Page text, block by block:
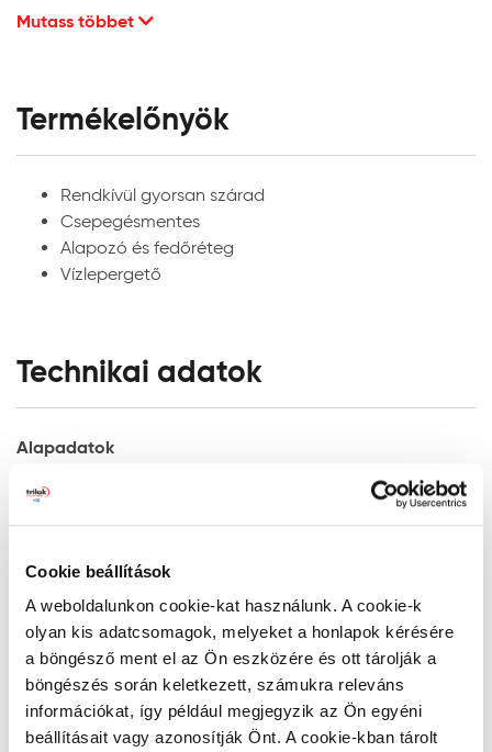
Cookie beállítások
A weboldalunkon cookie-kat használunk. A cookie-k
olyan kis adatcsomagok, melyeket a honlapok kérésére
a böngésző ment el az Ön eszközére és ott tárolják a
böngészés során keletkezett, számukra releváns
információkat, így például megjegyzik az Ön egyéni
beállításait vagy azonosítják Önt. A cookie-kban tárolt
Régi, már festett fafelület esetén lazúr vagy festékréteg
faanyag max. 5 % nedvességtartalmú lehet.
Anyagelőkészítés, hígítás:
A terméket a feldolgozás előtt alaposan keverje fel, illetve
bizonyos időközönként festés közben is. A Lazurán Aqua
Rapid felhasználásra kész állapotban kerül forgalomba,
hígítása nem szükséges. A szerszámok tisztítása és az
Anyagszükséglet:
csiszolni és portalanítani szükséges)
hőmérsékleten, 65%-os relatív páratartalom alatt.
Színezhetőség:
A Lazurán Aqua Rapid gyárilag kevert színekben
kapható. A színárnyalatok egymással keverhetők.
Száradási idő, átvonhatóság:
Mutass többet
Termékelőnyök
Rendkívül gyorsan szárad
Csepegésmentes
Alapozó és fedőréteg
Vízlepergető
Technikai adatok
Alapadatok
Fantázia név:
Kiszerelés:
Megjelenés: vékonylazúr
Termékméret: 9,9x9,9x11,9cm
Alkalmazási adatok
Mutass többet